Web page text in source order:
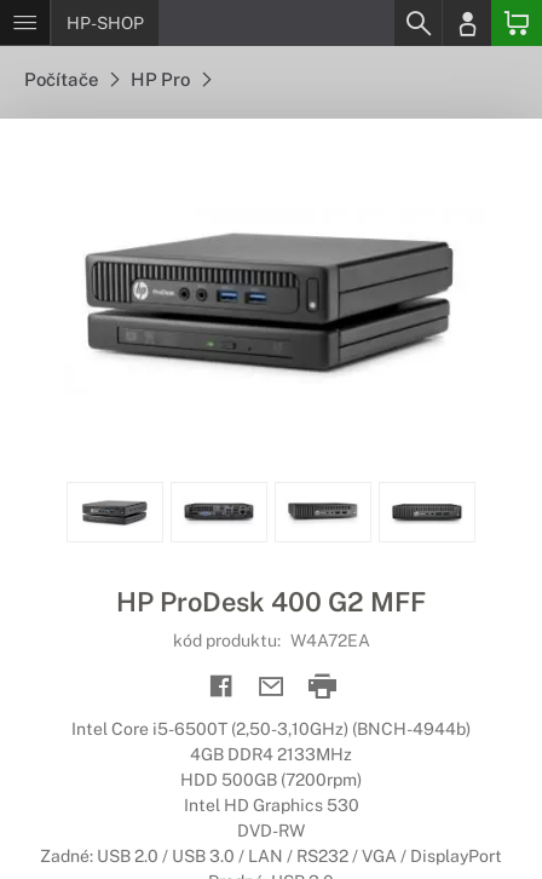
HP-SHOP
Počítače HP Pro
HP ProDesk 400 G2 MFF
kód produktu: W4A72EA
Intel Core i5-6500T (2,50-3,10GHz) (BNCH-4944b)
4GB DDR4 2133MHz
HDD 500GB (7200rpm)
Intel HD Graphics 530
DVD-RW
Zadné: USB 2.0 / USB 3.0 / LAN / RS232 / VGA / DisplayPort